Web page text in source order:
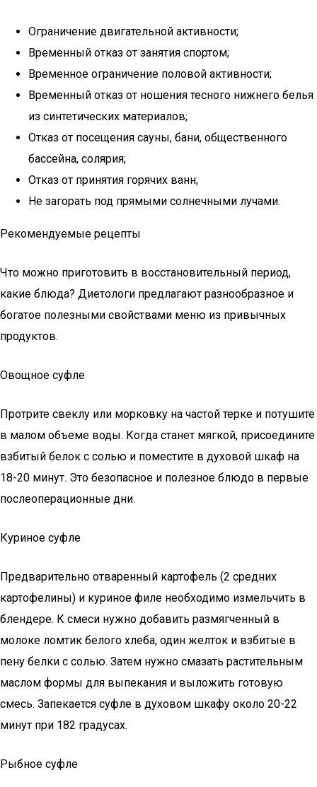
Ограничение двигательной активности;
Временный отказ от занятия спортом;
Временное ограничение половой активности;
Временный отказ от ношения тесного нижнего белья
из синтетических материалов;
Отказ от посещения сауны, бани, общественного
бассейна, солярия;
Отказ от принятия горячих ванн;
Не загорать под прямыми солнечными лучами.
Рекомендуемые рецепты
Что можно приготовить в восстановительный период,
какие блюда? Диетологи предлагают разнообразное и
богатое полезными свойствами меню из привычных
продуктов.
Овощное суфле
Протрите свеклу или морковку на частой терке и потушите
в малом объеме воды. Когда станет мягкой, присоедините
взбитый белок с солью и поместите в духовой шкаф на
18-20 минут. Это безопасное и полезное блюдо в первые
послеоперационные дни.
Куриное суфле
Предварительно отваренный картофель (2 средних
картофелины) и куриное филе необходимо измельчить в
блендере. К смеси нужно добавить размягченный в
молоке ломтик белого хлеба, один желток и взбитые в
пену белки с солью. Затем нужно смазать растительным
маслом формы для выпекания и выложить готовую
смесь. Запекается суфле в духовом шкафу около 20-22
минут при 182 градусах.
Рыбное суфле